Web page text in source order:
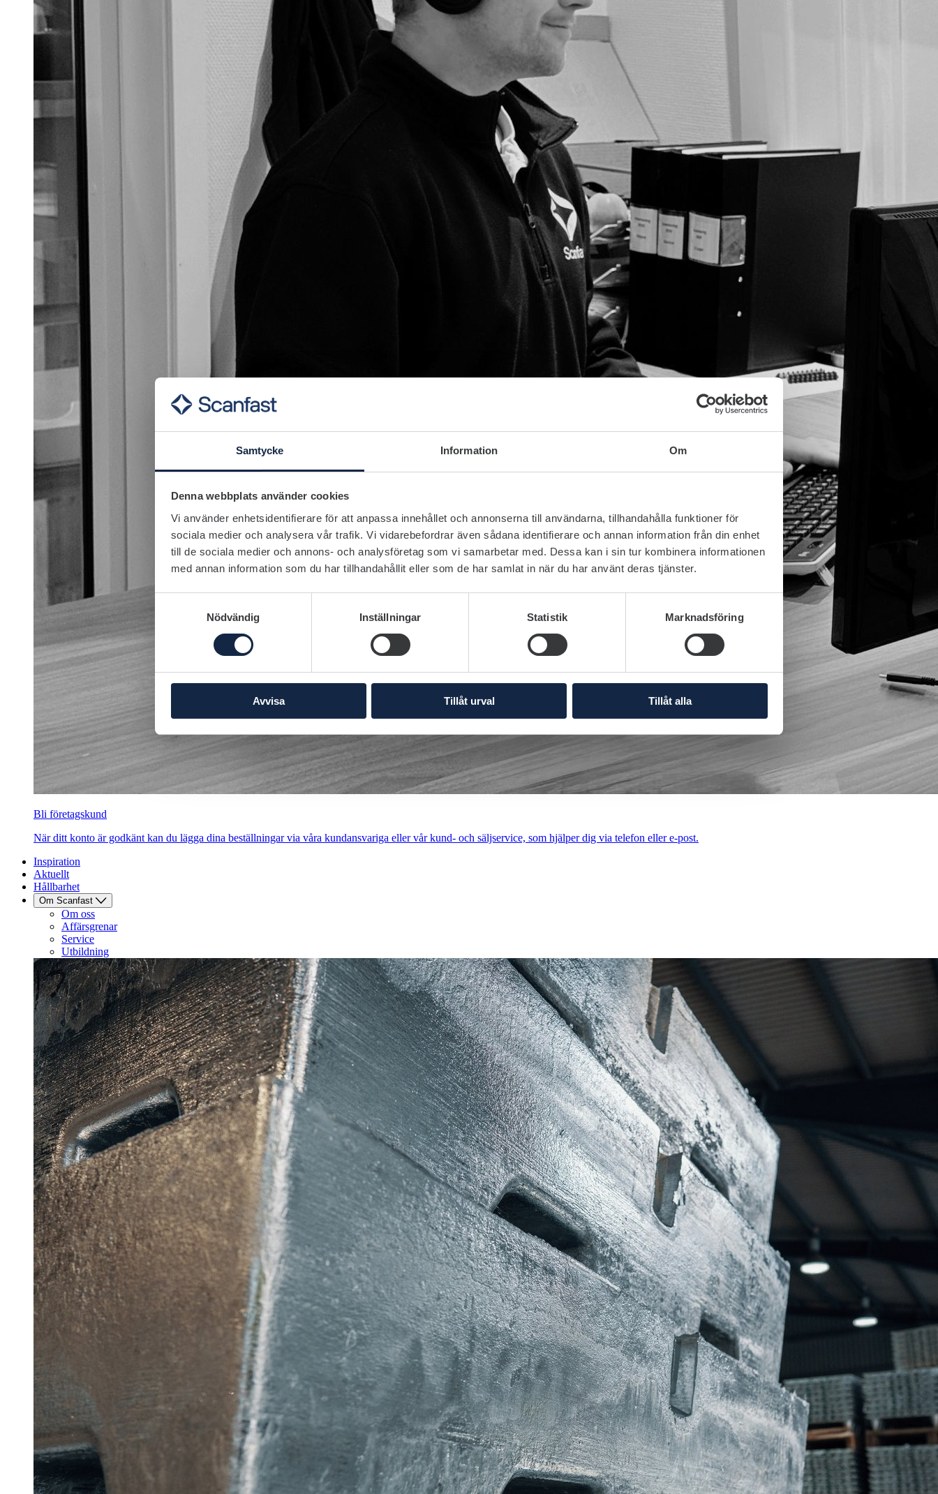
Samtycke Information Om
Denna webbplats använder cookies
Vi använder enhetsidentifierare för att anpassa innehållet och annonserna till användarna, tillhandahålla funktioner för
sociala medier och analysera vår trafik. Vi vidarebefordrar även sådana identifierare och annan information från din enhet
till de sociala medier och annons- och analysföretag som vi samarbetar med. Dessa kan i sin tur kombinera informationen
med annan information som du har tillhandahållit eller som de har samlat in när du har använt deras tjänster.
Nödvändig
Inställningar Statistik Marknadsföring
Avvisa Tillåt urval Tillåt alla
Bli företagskund
När ditt konto är godkänt kan du lägga dina beställningar via våra kundansvariga eller vår kund- och säljservice, som hjälper dig via telefon eller e-post.
Inspiration
Aktuellt
Hållbarhet
Om Scanfast
Om oss
Affärsgrenar
Service
Utbildning